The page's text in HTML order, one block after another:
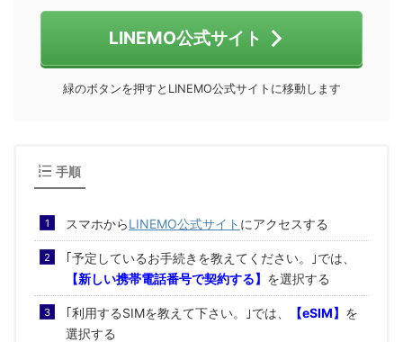
LINEMO公式サイト
緑のボタンを押すとLINEMO公式サイトに移動します
手順
スマホからLINEMO公式サイト にアクセスする
｢予定しているお手続きを教えてください。｣では、
【新しい携帯電話番号で契約する】 を選択する
｢利用するSIMを教えて下さい。｣では、 【eSIM】 を
選択する